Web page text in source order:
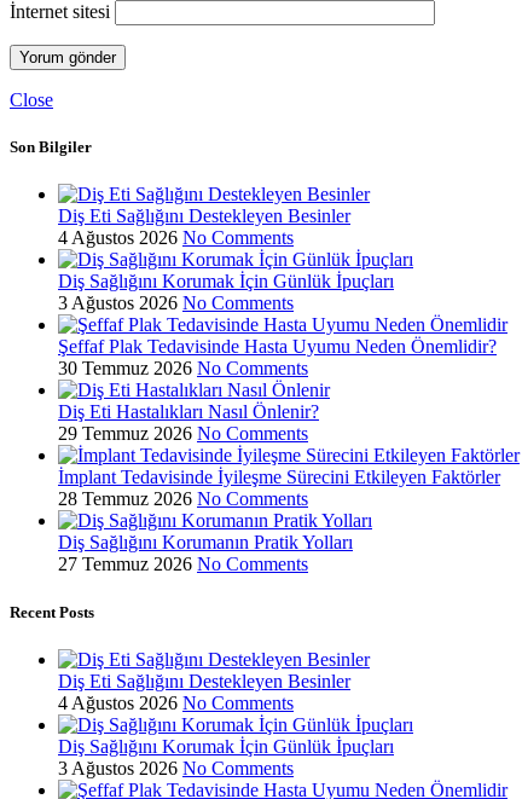
İnternet sitesi
Close
Son Bilgiler
Diş Eti Sağlığını Destekleyen Besinler
4 Ağustos 2026 No Comments
Diş Sağlığını Korumak İçin Günlük İpuçları
3 Ağustos 2026 No Comments
Şeffaf Plak Tedavisinde Hasta Uyumu Neden Önemlidir?
30 Temmuz 2026 No Comments
Diş Eti Hastalıkları Nasıl Önlenir?
29 Temmuz 2026 No Comments
İmplant Tedavisinde İyileşme Sürecini Etkileyen Faktörler
28 Temmuz 2026 No Comments
Diş Sağlığını Korumanın Pratik Yolları
27 Temmuz 2026 No Comments
Recent Posts
Diş Eti Sağlığını Destekleyen Besinler
4 Ağustos 2026 No Comments
Diş Sağlığını Korumak İçin Günlük İpuçları
3 Ağustos 2026 No Comments